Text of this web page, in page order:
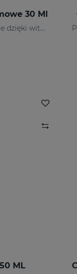
30 Ml
Zwiększ swój blask 5-krotnie dzięki witaminom.
ML